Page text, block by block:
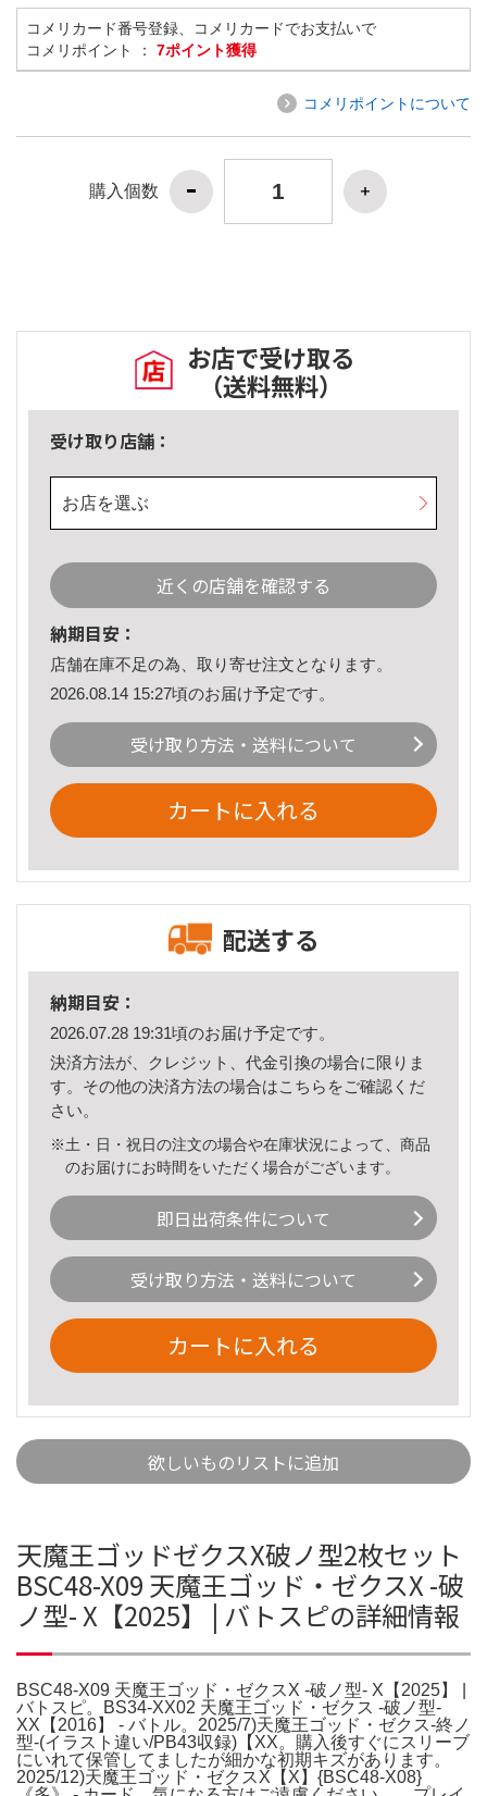
コメリカード番号登録、コメリカードでお支払いで
コメリポイント ： 7ポイント獲得
コメリポイントについて
購入個数
お店で受け取る
（送料無料）
受け取り店舗：
お店を選ぶ
近くの店舗を確認する
納期目安：
店舗在庫不足の為、取り寄せ注文となります。
2026.08.14 15:27頃のお届け予定です。
受け取り方法・送料について
カートに入れる
配送する
納期目安：
2026.07.28 19:31頃のお届け予定です。
決済方法が、クレジット、代金引換の場合に限りま
す。その他の決済方法の場合はこちら をご確認くだ
さい。
※土・日・祝日の注文の場合や在庫状況によって、商品
のお届けにお時間をいただく場合がございます。
即日出荷条件について
受け取り方法・送料について
カートに入れる
欲しいものリストに追加
天魔王ゴッドゼクスX破ノ型2枚セット
BSC48-X09 天魔王ゴッド・ゼクスX -破
ノ型- X【2025】 | バトスピの詳細情報
BSC48-X09 天魔王ゴッド・ゼクスX -破ノ型- X【2025】 |
バトスピ。BS34-XX02 天魔王ゴッド・ゼクス -破ノ型-
XX【2016】 - バトル。2025/7)天魔王ゴッド・ゼクス-終ノ
型-(イラスト違い/PB43収録)【XX。購入後すぐにスリーブ
にいれて保管してましたが細かな初期キズがあります。
2025/12)天魔王ゴッド・ゼクスX【X】{BSC48-X08}